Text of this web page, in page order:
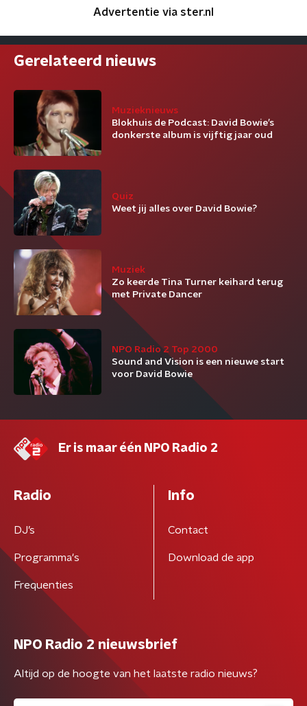
Advertentie via ster.nl
Gerelateerd nieuws
Muzieknieuws
Blokhuis de Podcast: David Bowie’s
donkerste album is vijftig jaar oud
Quiz
Weet jij alles over David Bowie?
Muziek
Zo keerde Tina Turner keihard terug
met Private Dancer
NPO Radio 2 Top 2000
Sound and Vision is een nieuwe start
voor David Bowie
Er is maar één NPO Radio 2
Radio
DJ’s
Programma's
Frequenties
Info
Contact
Download de app
NPO Radio 2 nieuwsbrief
Altijd op de hoogte van het laatste radio nieuws?